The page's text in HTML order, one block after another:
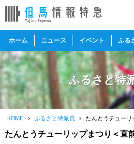
ホーム ニュース イベント ふる
ふるさと特
HOME ふるさと特派員 たんとうチューリ
たんとうチューリップまつり＜直